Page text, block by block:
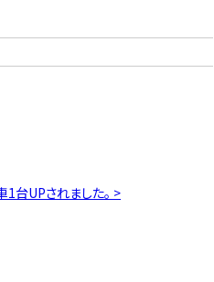
1台UPされました。 >